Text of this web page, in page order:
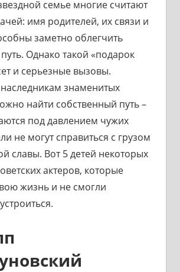
семье многие считают
имя родителей, их связи и
заметно облегчить
Однако такой «подарок
и серьезные вызовы.
знаменитых
найти собственный путь –
под давлением чужих
не могут справиться с грузом
славы. Вот 5 детей некоторых
актеров, которые
жизнь и не смогли